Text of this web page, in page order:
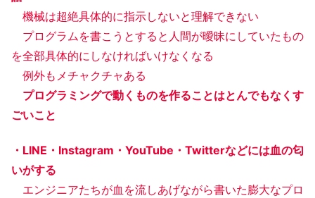
機械は超絶具体的に指示しないと理解できない
プログラムを書こうとすると人間が曖昧にしていたもの
を全部具体的にしなければいけなくなる
例外もメチャクチャある
プログラミングで動くものを作ることはとんでもなくす
ごいこと
・LINE・Instagram・YouTube・Twitterなどには血の匂
いがする
エンジニアたちが血を流しあげながら書いた膨大なプロ